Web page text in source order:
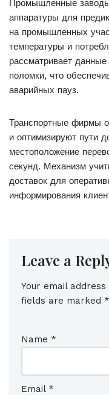
Промышленные
аппаратуры для
на промышленных
температуры и
рассматривает
поломки, что
аварийных пауз.
Транспортные фирмы
и оптимизируют пути
местоположение
секунд. Механизм
доставок для
информирования
Leave a
Your email
fields are marked *
Name *
Email *